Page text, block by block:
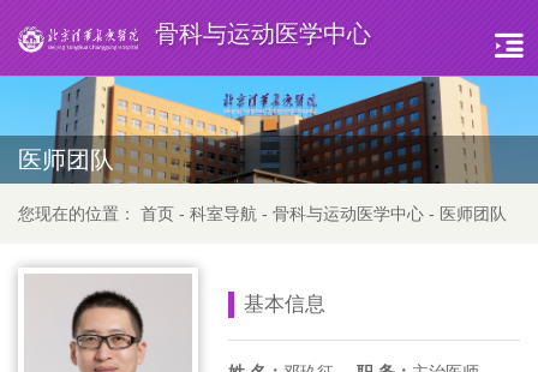
骨科与运动医学中心
医师团队
您现在的位置： 首页 - 科室导航 - 骨科与运动医学中心 - 医师团队
基本信息